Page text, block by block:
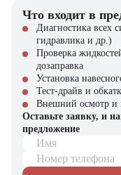
Что входит в
Диагностика всех
гидравлика и др.)
Проверка
дозаправка
Установка
Тест-драйв и
Внешний осмотр и
Оставьте заявку, и
предложение
Имя
Номер телефона